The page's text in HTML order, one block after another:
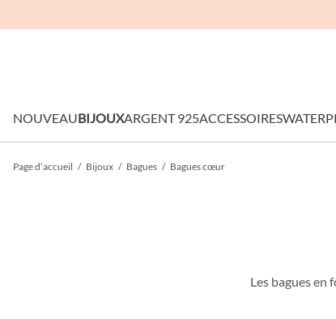
NOUVEAUBIJOUXARGENT 925ACCESSOIRES
Page d’accueil / Bijoux / Bagues / Bagues cœur
Les bagues